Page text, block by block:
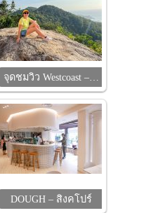
จุดชมวิว Westcoast –…
DOUGH – สิงคโปร์